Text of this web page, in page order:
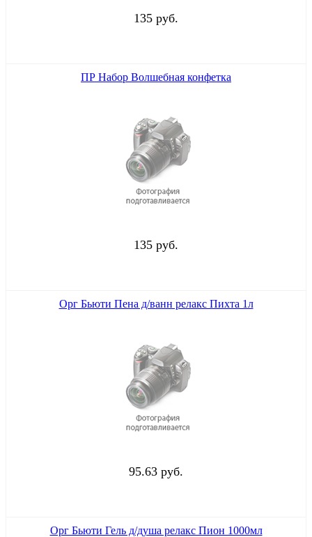
135 руб.
ПР Набор Волшебная конфетка
135 руб.
Орг Бьюти Пена д/ванн релакс Пихта 1л
95.63 руб.
Орг Бьюти Гель д/душа релакс Пион 1000мл